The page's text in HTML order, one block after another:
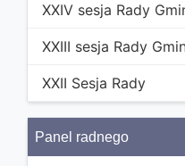
XXIV sesja Rady
XXIII sesja Rady
XXII Sesja Rady
Panel radnego